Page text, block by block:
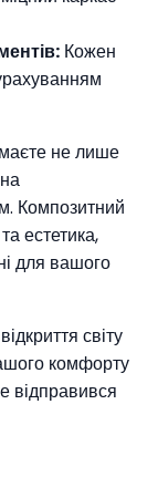
Кожен
не лише
Композитний
естетика,
для вашого
світу
комфорту
відправився